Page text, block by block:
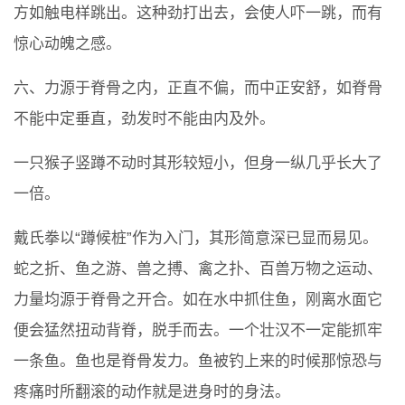
方如触电样跳出。这种劲打出去，会使人吓一跳，而有
惊心动魄之感。
六、力源于脊骨之内，正直不偏，而中正安舒，如脊骨
不能中定垂直，劲发时不能由内及外。
一只猴子竖蹲不动时其形较短小，但身一纵几乎长大了
一倍。
戴氏拳以“蹲候桩”作为入门，其形简意深已显而易见。
蛇之折、鱼之游、兽之搏、禽之扑、百兽万物之运动、
力量均源于脊骨之开合。如在水中抓住鱼，刚离水面它
便会猛然扭动背脊，脱手而去。一个壮汉不一定能抓牢
一条鱼。鱼也是脊骨发力。鱼被钓上来的时候那惊恐与
疼痛时所翻滚的动作就是进身时的身法。